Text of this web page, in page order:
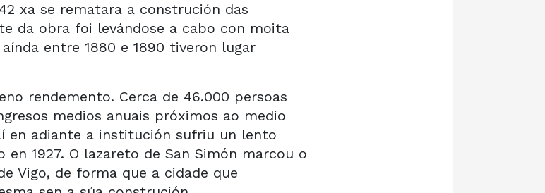
xa se rematara a construción das
da obra foi levándose a cabo con moita
entre 1880 e 1890 tiveron lugar
rendemento. Cerca de 46.000 persoas
medios anuais próximos ao medio
en adiante a institución sufriu un lento
1927. O lazareto de San Simón marcou o
Vigo, de forma que a cidade que